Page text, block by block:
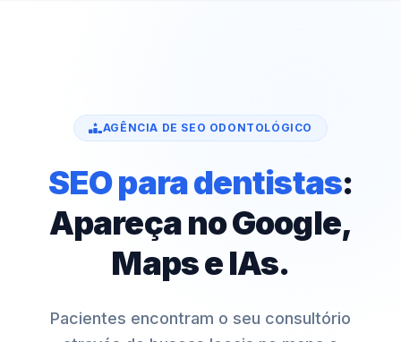
AGÊNCIA DE SEO ODONTOLÓGICO
SEO para dentistas:
Apareça no Google,
Maps e IAs.
Pacientes encontram o seu consultório